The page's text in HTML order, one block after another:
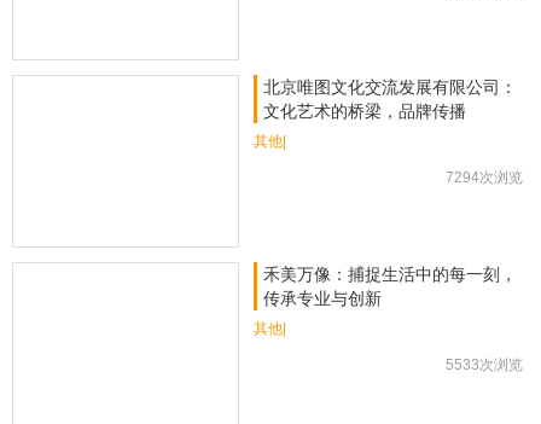
北京唯图文化交流发展有限公司：
文化艺术的桥梁，品牌传播
其他|
7294次浏览
禾美万像：捕捉生活中的每一刻，
传承专业与创新
其他|
5533次浏览